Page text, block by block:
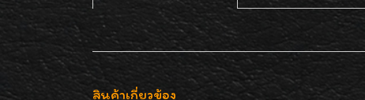
สินค้าเกี่ยวข้อง